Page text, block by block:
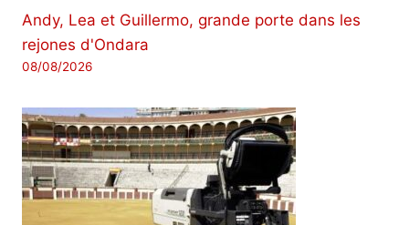
Andy, Lea et Guillermo, grande porte dans les
rejones d'Ondara
08/08/2026